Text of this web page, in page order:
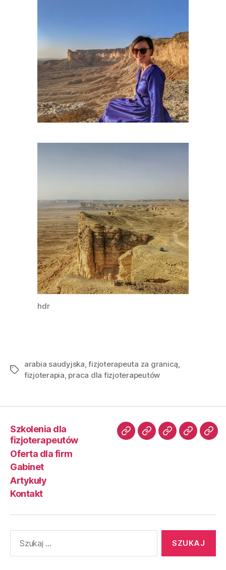
hdr
arabia saudyjska ,fizjoterapeuta za granicą
fizjoterapia praca dla fizjoterapeutów
Szkolenia dla
fizjoterapeutów
Oferta dla firm
Gabinet
Artykuły
Kontakt